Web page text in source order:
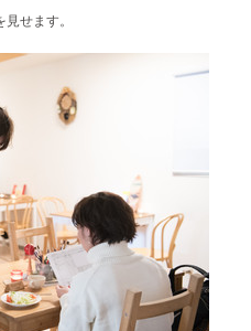
せます。